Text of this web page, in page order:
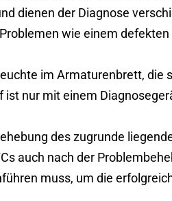
dienen der Diagnose
wie einem
im Armaturenbrett,
ist nur mit einem
des zugrunde
auch nach der
muss, um die